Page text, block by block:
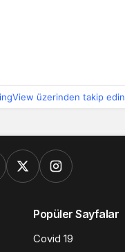
üzerinden takip edin
Popüler Sayfalar
Covid 19